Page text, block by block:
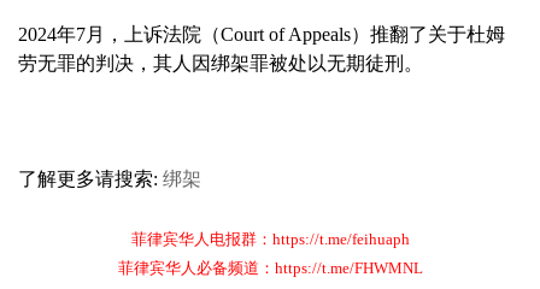
2024年7月，上诉法院（Court of Appeals）推翻了关于杜姆
劳无罪的判决，其人因绑架罪被处以无期徒刑。
了解更多请搜索: 绑架
菲律宾华人电报群：https://t.me/feihuaph
菲律宾华人必备频道：https://t.me/FHWMNL